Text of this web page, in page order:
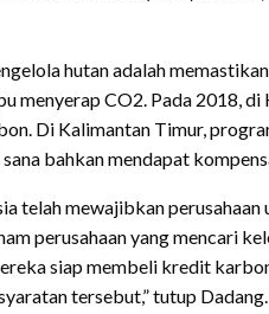
hutan adalah
menyerap CO2. Pada 2018, di
Di Kalimantan Timur,
bahkan mendapat
telah mewajibkan
perusahaan yang mencari
siap membeli kredit
tersebut,” tutup